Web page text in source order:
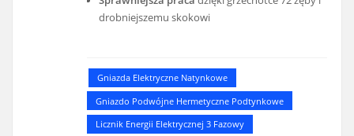
drobniejszemu skokowi
Gniazda Elektryczne Natynkowe
Gniazdo Podwójne Hermetyczne Podtynkowe
Licznik Energii Elektrycznej 3 Fazowy